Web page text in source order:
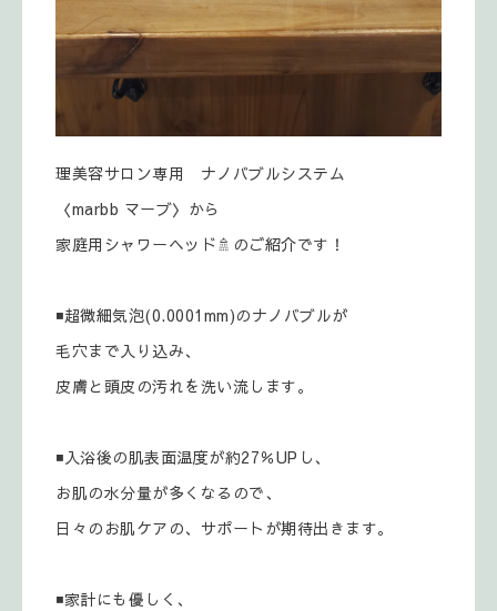
理美容サロン専用 ナノバブルシステム
〈marbb マーブ〉から
家庭用シャワーヘッド🚿のご紹介です！
◾超微細気泡(0.0001mm)のナノバブルが
毛穴まで入り込み、
皮膚と頭皮の汚れを洗い流します。
◾入浴後の肌表面温度が約27％UPし、
お肌の水分量が多くなるので、
日々のお肌ケアの、サポートが期待出きます。
◾家計にも優しく、